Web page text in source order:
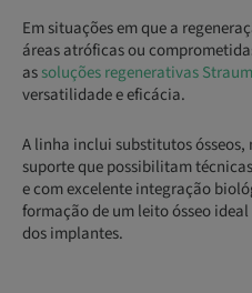
Em situações em que a
áreas atróficas ou
assoluções regenerativas
versatilidade e eficácia.
A linha inclui substitutos
suporte que possibilitam
e com excelente integração
formação de um leito ósseo
dos implantes.